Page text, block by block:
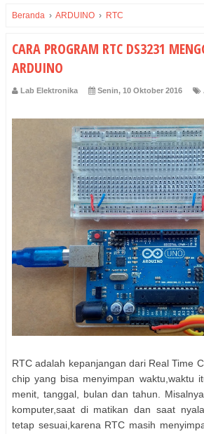
Beranda › ARDUINO › RTC
CARA PROGRAM RTC DS3231
ARDUINO
Lab Elektronika Senin, 10 Oktober 2016
RTC adalah kepanjangan dari Real Time
chip yang bisa menyimpan waktu,waktu
menit, tanggal, bulan dan tahun.
komputer,saat di matikan dan saat
tetap sesuai,karena RTC masih